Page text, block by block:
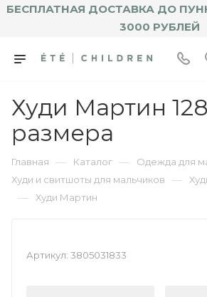
БЕСПЛАТНАЯ ДОСТАВКА ДО
3000 РУБЛЕЙ
Худи Мартин 128
размера
Главная — Каталог — Одежда для
Худи и свитшоты для мальчиков —
— Худи Мартин
Артикул: 3805031833